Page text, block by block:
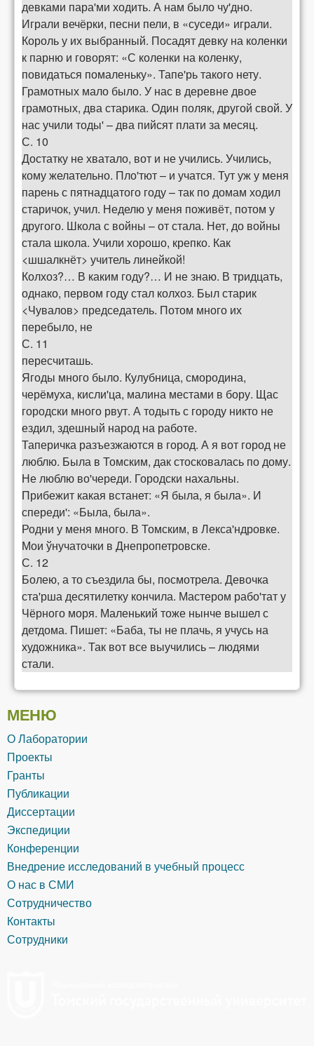
девками пара'ми ходить. А нам было чу'дно.
Играли вечёрки, песни пели, в «суседи» играли.
Король у их выбранный. Посадят девку на коленки
к парню и говорят: «С коленки на коленку,
повидаться помаленьку». Тапе'рь такого нету.
Грамотных мало было. У нас в деревне двое
грамотных, два старика. Один поляк, другой свой. У
нас учили тоды' – два пийсят плати за месяц.
С. 10
Достатку не хватало, вот и не учились. Учились,
кому желательно. Пло'тют – и учатся. Тут уж у меня
парень с пятнадцатого году – так по домам ходил
старичок, учил. Неделю у меня поживёт, потом у
другого. Школа с войны – от стала. Нет, до войны
стала школа. Учили хорошо, крепко. Как
<шшалкнёт> учитель линейкой!
Колхоз?… В каким году?… И не знаю. В тридцать,
однако, первом году стал колхоз. Был старик
<Чувалов> председатель. Потом много их
перебыло, не
С. 11
пересчиташь.
Ягоды много было. Кулубница, смородина,
черёмуха, кисли'ца, малина местами в бору. Щас
городски много рвут. А тодыть с городу никто не
ездил, здешный народ на работе.
Таперичка разъезжаются в город. А я вот город не
люблю. Была в Томским, дак стосковалась по дому.
Не люблю во'череди. Городски нахальны.
Прибежит какая встанет: «Я была, я была». И
спереди': «Была, была».
Родни у меня много. В Томским, в Лекса'ндровке.
Мои ўнучаточки в Днепропетровске.
С. 12
Болею, а то съездила бы, посмотрела. Девочка
ста'рша десятилетку кончила. Мастером рабо'тат у
Чёрного моря. Маленький тоже нынче вышел с
детдома. Пишет: «Баба, ты не плачь, я учусь на
художника». Так вот все выучились – людями
стали.
МЕНЮ
О Лаборатории
Проекты
Гранты
Публикации
Диссертации
Экспедиции
Конференции
Внедрение исследований в учебный процесс
О нас в СМИ
Сотрудничество
Контакты
Сотрудники